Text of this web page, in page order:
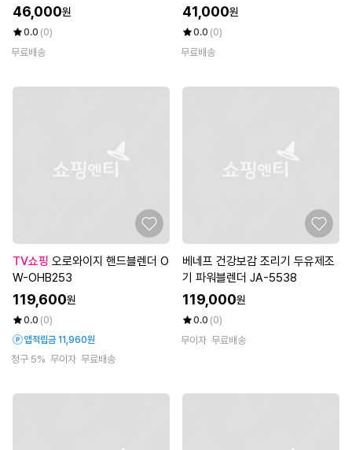
46,000원
0.0 (0)
무료배송
41,000원
0.0 (0)
무료배송
TV쇼핑
W-OHB253
119,600원
0.0 (0)
앱적립금 11,960원
청구 5% 무이자 무료배송
베네프 건강보감 조리기 두유제조
기 파워블렌더 JA-5538
119,000원
0.0 (0)
무이자 무료배송